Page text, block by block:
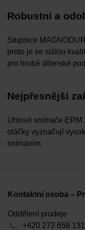
Robustní a
Stupnice
proto je se stálou
pro hrubé dílenské
Nejpřesnější
Úhlové snímače ERM
otáčky vyznačují
snímáním.
Kontaktní osoba –
Oddělení prodeje
+420 272 658 131